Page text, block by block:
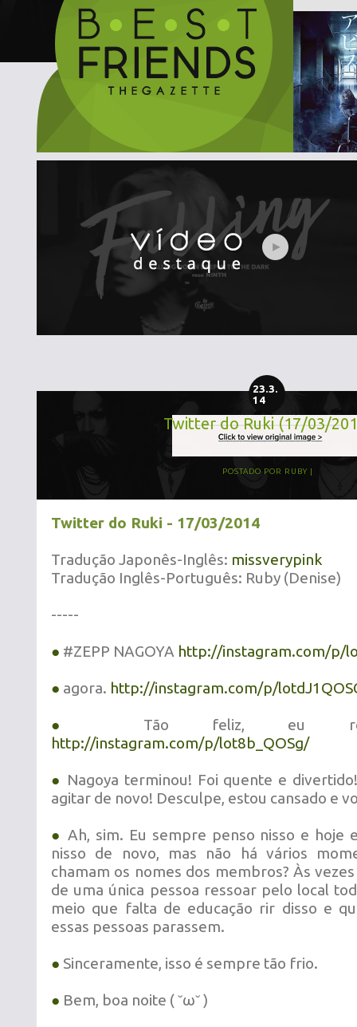
23.3.
14
Twitter do Ruki (17/03/
POSTADO POR RUBY
Twitter do Ruki - 17/03/2014
Tradução Japonês-Inglês: missverypink
Tradução Inglês-Português: Ruby (Denise)
-----
● #ZEPP NAGOYA http://instagram.com/p/
● agora. http://instagram.com/p/
●
Tão feliz, eu
http://instagram.com/p/lot8b_QOSg/
● Nagoya terminou! Foi quente e
agitar de novo! Desculpe, estou cansado e
● Ah, sim. Eu sempre penso nisso e hoje
nisso de novo, mas não há vários
chamam os nomes dos membros? Às
de uma única pessoa ressoar pelo local
meio que falta de educação rir disso e
essas pessoas parassem.
● Sinceramente, isso é sempre tão frio.
● Bem, boa noite ( ˘ω˘ )